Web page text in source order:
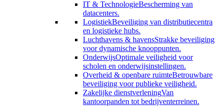
IT & TechnologieBescherming van
datacenters.
LogistiekBeveiliging van distributiecentra
en logistieke hubs.
Luchthavens & havensStrakke beveiliging
voor dynamische knooppunten.
OnderwijsOptimale veiligheid voor
scholen en onderwijsinstellingen.
Overheid & openbare ruimteBetrouwbare
beveiliging voor publieke veiligheid.
Zakelijke dienstverleningVan
kantoorpanden tot bedrijventerreinen.